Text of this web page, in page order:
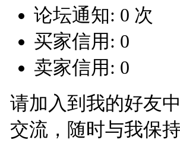
论坛通知: 0 次
买家信用: 0
卖家信用: 0
请加入到我的好友
交流，随时与我保